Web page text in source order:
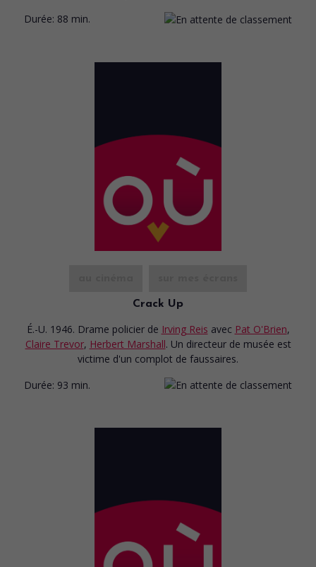
Durée: 88 min.
Crack Up
É.-U. 1946. Drame policier de Irving Reis avec Pat O'Brien,
Claire Trevor, Herbert Marshall. Un directeur de musée est
victime d'un complot de faussaires.
Durée: 93 min.